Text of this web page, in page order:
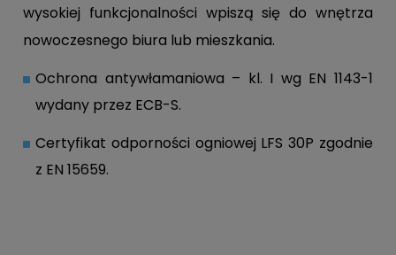
wysokiej funkcjonalności wpiszą się do wnętrza
nowoczesnego biura lub mieszkania.
Ochrona antywłamaniowa – kl. I wg EN 1143-1
wydany przez ECB-S.
Certyfikat odporności ogniowej LFS 30P zgodnie
z EN 15659.